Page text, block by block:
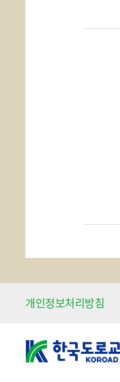
개인정보처리방침